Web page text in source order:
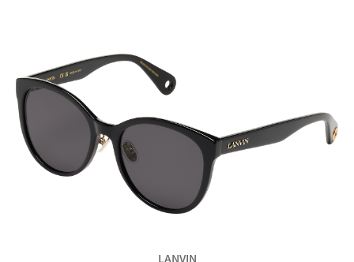
LANVIN